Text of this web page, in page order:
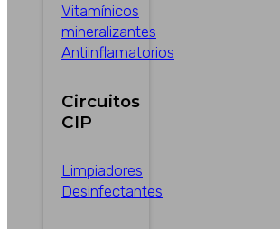
Vitamínicos
mineralizantes
Antiinflamatorios
Circuitos
CIP
Limpiadores
Desinfectantes